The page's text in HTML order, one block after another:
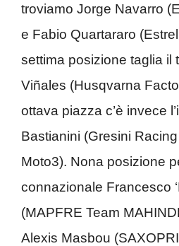
troviamo Jorge Navarro
e Fabio Quartararo
settima posizione taglia il
Viñales (Husqvarna
ottava piazza c’è invece
Bastianini (Gresini
Moto3). Nona posizione
connazionale Francesco
(MAPFRE Team
Alexis Masbou